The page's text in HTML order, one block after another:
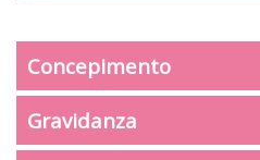
Concepimento
Gravidanza